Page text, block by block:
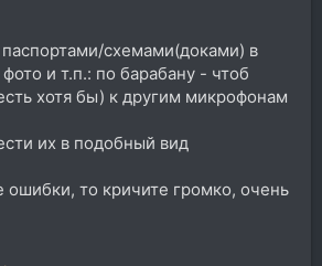
схемами(доками) в
и т.п.: по барабану - чтоб
хотя бы) к другим микрофонам
их в подобный вид
ошибки, то кричите громко, очень